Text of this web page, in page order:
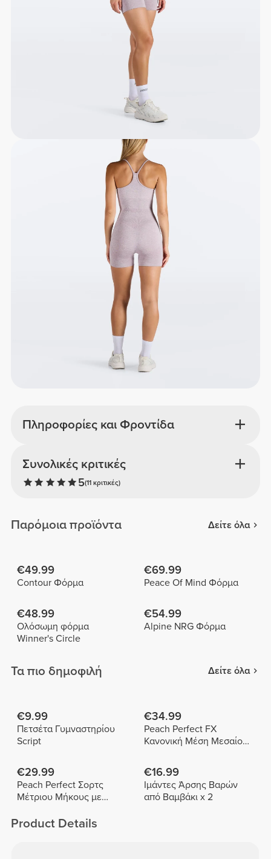
Πληροφορίες και Φροντίδα
Συνολικές κριτικές
5(11 κριτικές)
Παρόμοια προϊόντα Δείτε όλα
€49.99
Contour Φόρμα
€69.99
Peace Of Mind Φόρμα
€48.99
Ολόσωμη φόρμα
Winner's Circle
€54.99
Alpine NRG Φόρμα
Τα πιο δημοφιλή Δείτε όλα
€9.99
Πετσέτα Γυμναστηρίου
Script
€34.99
Peach Perfect FX
Κανονική Μέση Μεσαίου
€29.99
Peach Perfect Σορτς
Μέτριου Μήκους με
€16.99
Ιμάντες Άρσης Βαρών
από Βαμβάκι x 2
Product Details